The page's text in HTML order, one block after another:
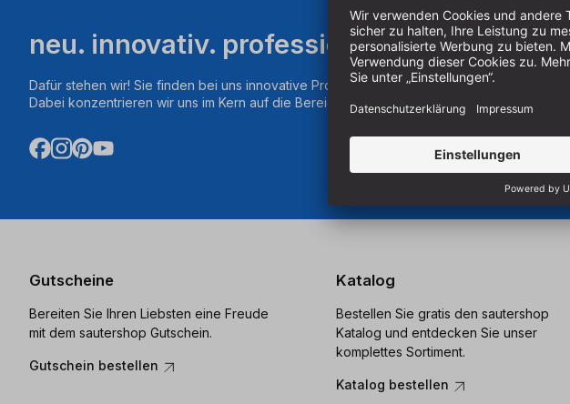
neu. innovativ. professionell.
Dafür stehen wir! Sie finden bei uns innovative Produkte aus der Holzbearbeitung.
Dabei konzentrieren wir uns im Kern auf die Bereiche Fräsen, Sägen und Bohren.
Gutscheine
Bereiten Sie Ihren Liebsten eine Freude
mit dem sautershop Gutschein.
Gutschein bestellen
Katalog
Bestellen Sie gratis den sautershop
Katalog und entdecken Sie unser
komplettes Sortiment.
Katalog bestellen